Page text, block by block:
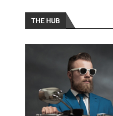
THE HUB